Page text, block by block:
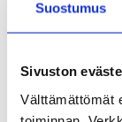
Suostumus
Sivuston
Välttämättömät
kohdalla?
olevaan aikaan.
rauhassa.